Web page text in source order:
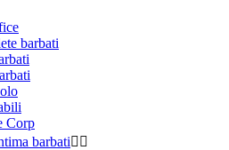
barbati
Corp
barbati 